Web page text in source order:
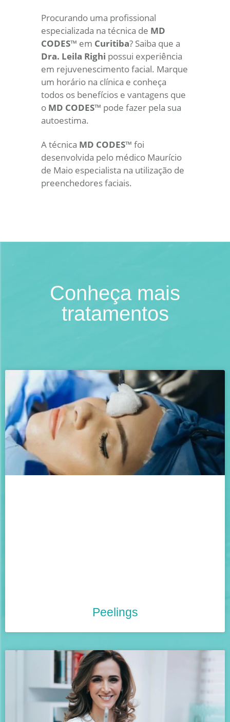
Procurando uma profissional
especializada na técnica de MD
CODES™ em Curitiba? Saiba que a
Dra. Leila Righi possui experiência
em rejuvenescimento facial. Marque
um horário na clínica e conheça
todos os benefícios e vantagens que
o MD CODES™ pode fazer pela sua
autoestima.
A técnica MD CODES™ foi
desenvolvida pelo médico Maurício
de Maio especialista na utilização de
preenchedores faciais.
Conheça mais
tratamentos
Peelings